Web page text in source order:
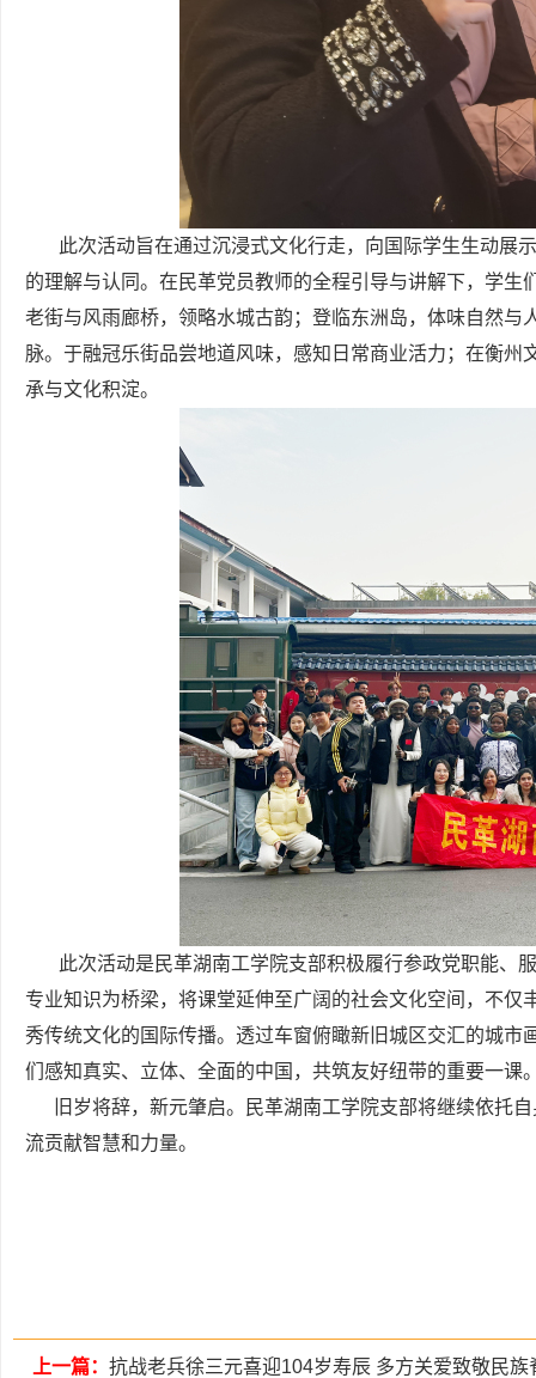
此次活动旨在通过沉浸式文化行走，向国际学生生动展
的理解与认同。在民革党员教师的全程引导与讲解下，学
老街与风雨廊桥，领略水城古韵；登临东洲岛，体味自然
脉。于融冠乐街品尝地道风味，感知日常商业活力；在衡
承与文化积淀。
此次活动是民革湖南工学院支部积极履行参政党职能、
专业知识为桥梁，将课堂延伸至广阔的社会文化空间，不
秀传统文化的国际传播。透过车窗俯瞰新旧城区交汇的城
们感知真实、立体、全面的中国，共筑友好纽带的重要一课
旧岁将辞，新元肇启。民革湖南工学院支部将继续依托
流贡献智慧和力量。
上一篇： 抗战老兵徐三元喜迎104岁寿辰 多方关爱致敬民族